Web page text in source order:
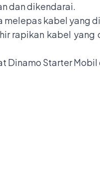
dan dikendarai.
melepas kabel yang
rapikan kabel
Dinamo Starter